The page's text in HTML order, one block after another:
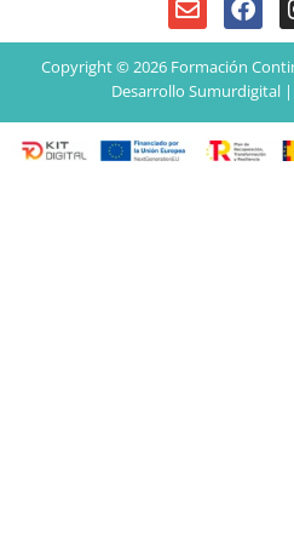
Copyright © 2026 Formación
Desarrollo Sumurdigital |